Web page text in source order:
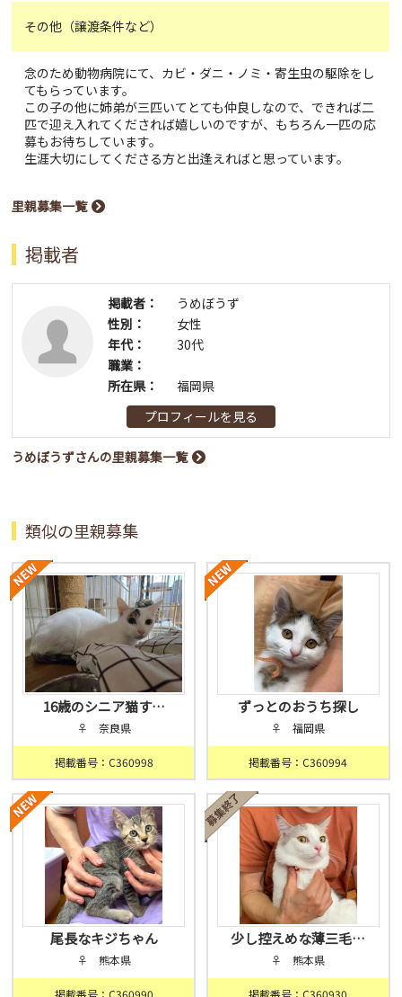
その他（譲渡条件など）
念のため動物病院にて、カビ・ダニ・ノミ・寄生虫の駆除をし
てもらっています。
この子の他に姉弟が三匹いてとても仲良しなので、できれば二
匹で迎え入れてくだされば嬉しいのですが、もちろん一匹の応
募もお待ちしています。
生涯大切にしてくださる方と出逢えればと思っています。
里親募集一覧
掲載者
掲載者：
うめぼうず
性別：
女性
年代：
30代
職業：
所在県：
福岡県
プロフィールを見る
うめぼうずさんの里親募集一覧
類似の里親募集
16歳のシニア猫す…
♀ 奈良県
掲載番号：C360998
ずっとのおうち探し
♀ 福岡県
掲載番号：C360994
尾長なキジちゃん
♀ 熊本県
少し控えめな薄三毛…
♀ 熊本県